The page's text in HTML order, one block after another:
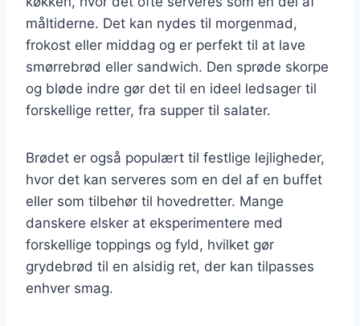
måltiderne. Det kan nydes til morgenmad,
frokost eller middag og er perfekt til at lave
smørrebrød eller sandwich. Den sprøde skorpe
og bløde indre gør det til en ideel ledsager til
forskellige retter, fra supper til salater.
Brødet er også populært til festlige lejligheder,
hvor det kan serveres som en del af en buffet
eller som tilbehør til hovedretter. Mange
danskere elsker at eksperimentere med
forskellige toppings og fyld, hvilket gør
grydebrød til en alsidig ret, der kan tilpasses
enhver smag.